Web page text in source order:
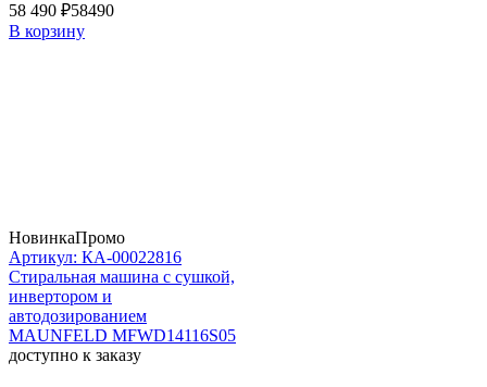
58 490 ₽58490
В корзину
НовинкаПромо
Артикул: КА-00022816
Стиральная машина c сушкой,
инвертором и
автодозированием
MAUNFELD MFWD14116S05
доступно к заказу